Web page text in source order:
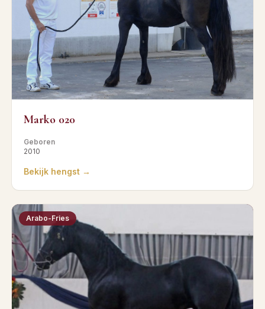
Marko 020
Geboren
2010
Bekijk hengst →
Arabo-Fries